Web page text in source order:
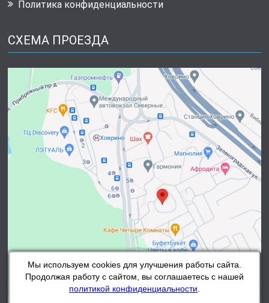
Мы используем cookies для улучшения работы сайта.
Продолжая работу с сайтом, вы соглашаетесь с нашей
политикой конфиденциальности
Политика конфиденциальности
СХЕМА ПРОЕЗДА